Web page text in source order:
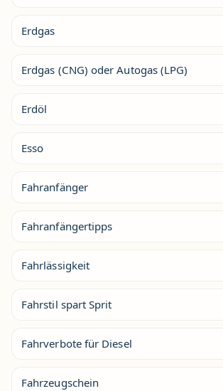
Erdgas
Erdgas (CNG) oder Autogas (LPG)
Erdöl
Esso
Fahranfänger
Fahranfängertipps
Fahrlässigkeit
Fahrstil spart Sprit
Fahrverbote für Diesel
Fahrzeugschein